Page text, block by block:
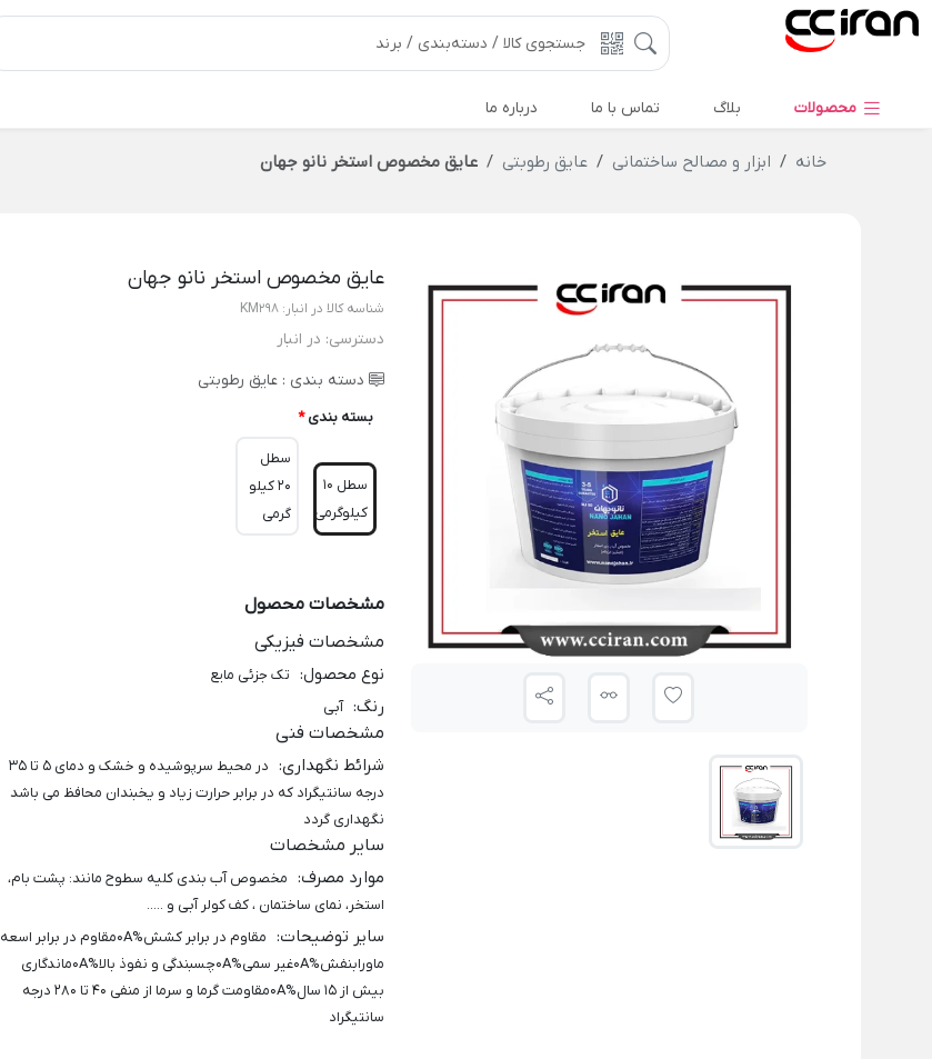
محصولات بلاگ تماس با ما درباره ما
خانه ابزار و مصالح ساختمانی عایق رطوبتی عایق مخصوص استخر نانو جهان
عایق مخصوص استخر نانو جهان
شناسه کالا در انبار: KM298
دسترسی: در انبار
دسته بندی :عایق رطوبتی
بسته بندی *
سطل 10
کیلوگرمی
سطل
20 کیلو
گرمی
مشخصات محصول
مشخصات فیزیکی
نوع محصول: تک جزئی مایع
رنگ: آبی
مشخصات فنی
شرائط نگهداری:
در محیط سرپوشیده و خشک و دمای 5 تا 35
درجه سانتیگراد که در برابر حرارت زیاد و یخبندان محافظ می باشد
نگهداری گردد
سایر مشخصات
موارد مصرف: مخصوص آب بندی کلیه سطوح مانند: پشت بام،
استخر، نمای ساختمان ، کف کولر آبی و .....
سایر توضیحات:
مقاوم در برابر کشش%0Aمقاوم در برابر اسعه
ماورابنفش%0Aغیر سمی%0Aچسبندگی و نفوذ بالا%0Aماندگاری
بیش از 15 سال%0Aمقاومت گرما و سرما از منفی 40 تا 280 درجه
سانتیگراد